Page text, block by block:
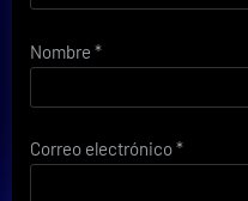
Nombre *
Correo electrónico*